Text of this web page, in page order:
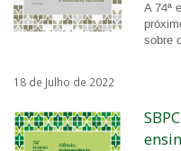
A 74ª
sobre
18 de Julho de 2022